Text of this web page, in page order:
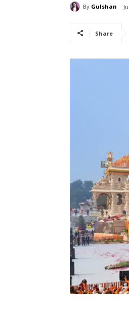
By Gulshan
Share